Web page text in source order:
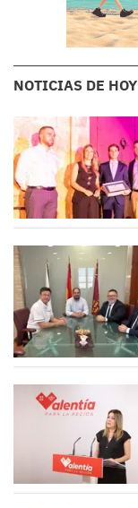
NOTICIAS DE HOY